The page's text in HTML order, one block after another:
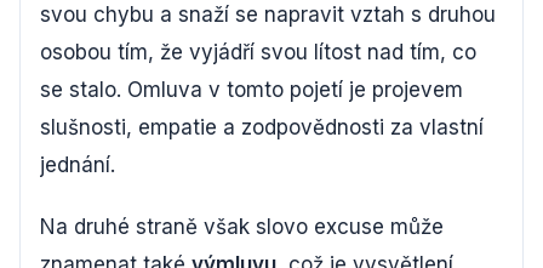
svou chybu a snaží se napravit vztah s druhou
osobou tím, že vyjádří svou lítost nad tím, co
se stalo. Omluva v tomto pojetí je projevem
slušnosti, empatie a zodpovědnosti za vlastní
jednání.
Na druhé straně však slovo excuse může